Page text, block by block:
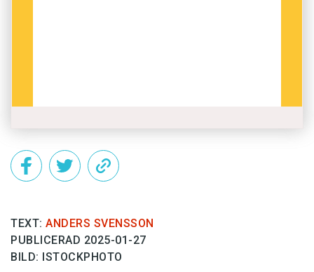
TEXT: ANDERS SVENSSON
PUBLICERAD 2025-01-27
BILD: ISTOCKPHOTO